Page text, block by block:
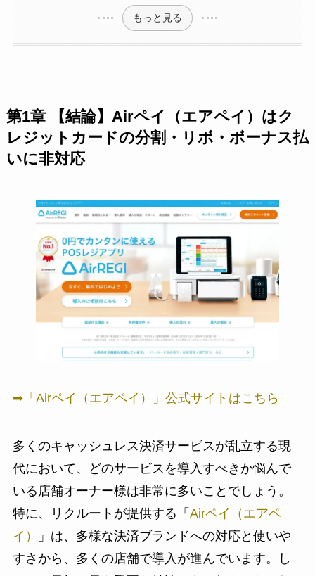
もっと見る
第1章 【結論】Airペイ（エアペイ）はク
レジットカードの分割・リボ・ボーナス払
いに非対応
➡︎「Airペイ（エアペイ）」公式サイトはこちら
多くのキャッシュレス決済サービスが乱立する現
代において、どのサービスを導入すべきか悩んで
いる店舗オーナー様は非常に多いことでしょう。
特に、リクルートが提供する「 Airペイ（エアペ
イ）
」は、多様な決済ブランドへの対応と使いや
すさから、多くの店舗で導入が進んでいます。し